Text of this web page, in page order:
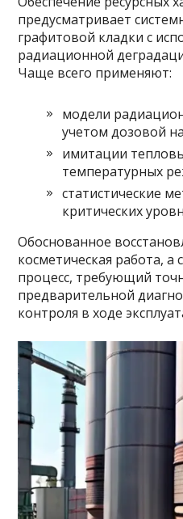
предусматривает
графитовой кладки с
радиационной
Чаще всего применяют:
модели
учетом дозовой
имитации
температурных
статистические
критических
Обоснованное
косметическая работа,
процесс, требующий
предварительной
контроля в ходе